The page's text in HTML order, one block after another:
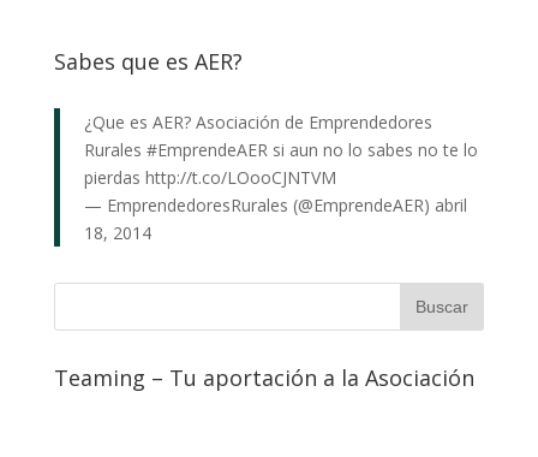
Sabes que es AER?
¿Que es AER? Asociación de Emprendedores
Rurales #EmprendeAERsi aun no lo sabes no te lo
pierdas http://t.co/LOooCJNTVM
— EmprendedoresRurales (@EmprendeAER) abril
18, 2014
Teaming – Tu aportación a la Asociación